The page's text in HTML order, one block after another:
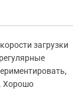
загрузки
Хорошо